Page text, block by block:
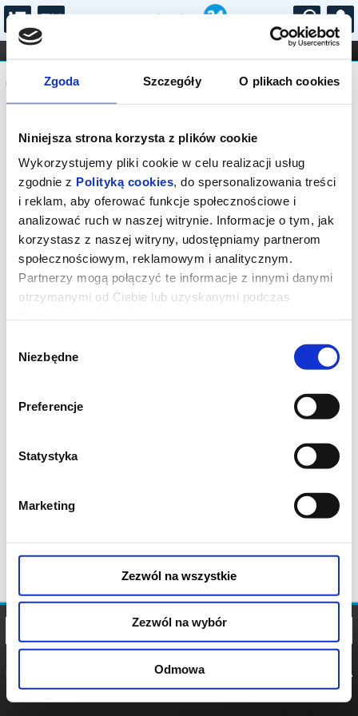
Zgoda Szczegóły O plikach cookies
Niniejsza strona korzysta z plików cookie
Wykorzystujemy pliki cookie w celu realizacji usług
zgodnie z Polityką cookies, do spersonalizowania treści
i reklam, aby oferować funkcje społecznościowe i
analizować ruch w naszej witrynie. Informacje o tym, jak
korzystasz z naszej witryny, udostępniamy partnerom
społecznościowym, reklamowym i analitycznym.
Partnerzy mogą połączyć te informacje z innymi danymi
otrzymanymi od Ciebie lub uzyskanymi podczas
zgody
Niezbędne
Preferencje
Statystyka
Marketing
Zezwól na wszystkie
Zezwól na wybór
Odmowa
...
FILHARMONIA OPERA I BALET
STAND-UP
DLA DZIECI
Komunikat
Seans wyprzedany.
POLITYKA
POLITYKA